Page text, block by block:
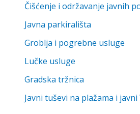
Čišćenje i održavanje javnih
Javna parkirališta
Groblja i pogrebne usluge
Lučke usluge
Gradska tržnica
Javni tuševi na plažama i javni